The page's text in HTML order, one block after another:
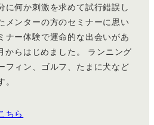
に何か刺激を求めて試行錯誤し
メンターの方のセミナーに思い
ナー体験で運命的な出会いがあ
からはじめました。 ランニング
フィン、ゴルフ、たまに犬など
ちら